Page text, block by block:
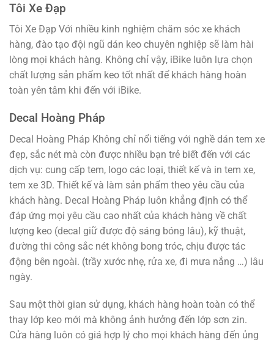
Tôi Xe Đạp
Tôi Xe Đạp Với nhiều kinh nghiệm chăm sóc xe khách
hàng, đào tạo đội ngũ dán keo chuyên nghiệp sẽ làm hài
lòng mọi khách hàng. Không chỉ vậy, iBike luôn lựa chọn
chất lượng sản phẩm keo tốt nhất để khách hàng hoàn
toàn yên tâm khi đến với iBike.
Decal Hoàng Pháp
Decal Hoàng Pháp Không chỉ nổi tiếng với nghề dán tem xe
đẹp, sắc nét mà còn được nhiều bạn trẻ biết đến với các
dịch vụ: cung cấp tem, logo các loại, thiết kế và in tem xe,
tem xe 3D. Thiết kế và làm sản phẩm theo yêu cầu của
khách hàng. Decal Hoàng Pháp luôn khẳng định có thể
đáp ứng mọi yêu cầu cao nhất của khách hàng về chất
lượng keo (decal giữ được độ sáng bóng lâu), kỹ thuật,
đường thi công sắc nét không bong tróc, chịu được tác
động bên ngoài. (trầy xước nhẹ, rửa xe, đi mưa nắng …) lâu
ngày.
Sau một thời gian sử dụng, khách hàng hoàn toàn có thể
thay lớp keo mới mà không ảnh hưởng đến lớp sơn zin.
Cửa hàng luôn có giá hợp lý cho mọi khách hàng đến ủng